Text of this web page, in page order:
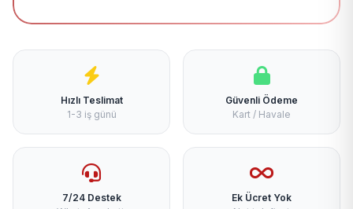
Hızlı Teslimat
1-3 iş günü
Güvenli Ödeme
Kart / Havale
7/24 Destek
Ek Ücret Yok